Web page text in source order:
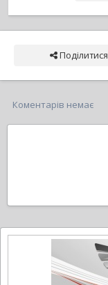
Поділитися
Коментарів немає